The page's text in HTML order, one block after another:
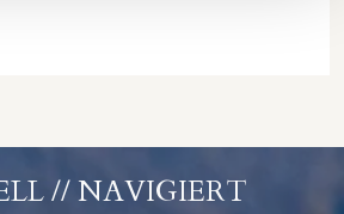
// NAVIGIERT